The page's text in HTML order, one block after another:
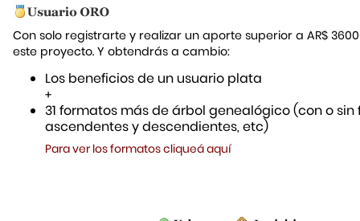
Con solo registrarte y realizar un aporte superior a AR$
este proyecto. Y obtendrás a cambio:
Los beneficios de un usuario plata
+
31 formatos más de árbol genealógico (con o sin
ascendentes y descendientes, etc)
Para ver los formatos cliqueá aquí